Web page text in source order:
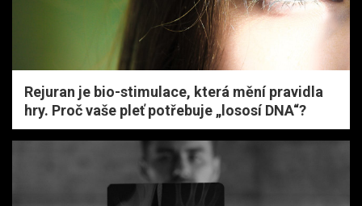
Rejuran je bio-stimulace, která mění pravidla
hry. Proč vaše pleť potřebuje „lososí DNA“?